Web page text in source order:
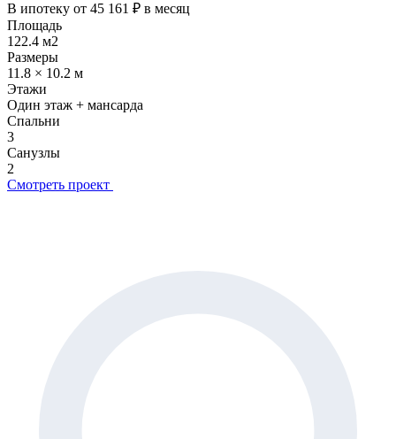
В ипотеку от 45 161 ₽ в месяц
Площадь
122.4 м2
Размеры
11.8 × 10.2 м
Этажи
Один этаж + мансарда
Спальни
3
Санузлы
2
Смотреть проект